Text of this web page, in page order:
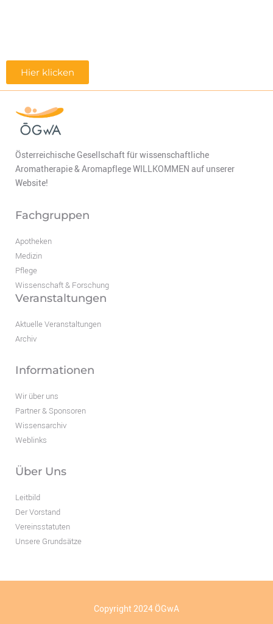
Hier klicken
Österreichische Gesellschaft für wissenschaftliche
Aromatherapie & Aromapflege WILLKOMMEN auf unserer
Website!
Fachgruppen
Apotheken
Medizin
Pflege
Wissenschaft & Forschung
Veranstaltungen
Aktuelle Veranstaltungen
Archiv
Informationen
Wir über uns
Partner & Sponsoren
Wissensarchiv
Weblinks
Über Uns
Leitbild
Der Vorstand
Vereinsstatuten
Unsere Grundsätze
Copyright 2024 ÖGwA